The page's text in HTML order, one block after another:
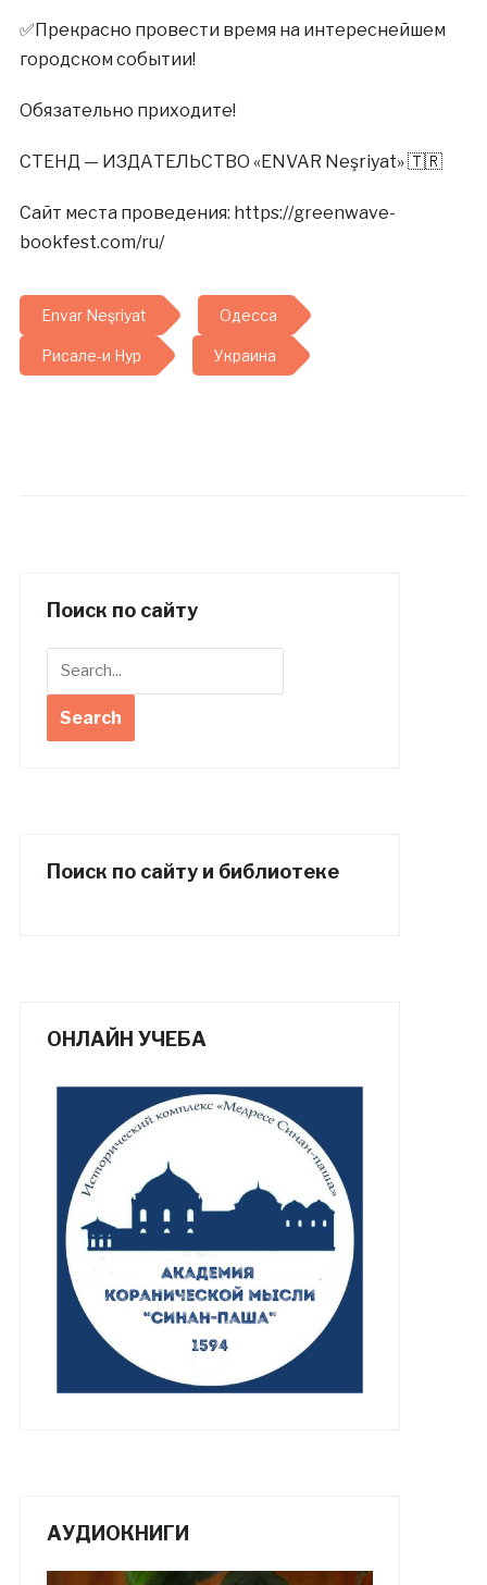
✅Прекрасно провести время на интереснейшем
городском событии!
Обязательно приходите!
СТЕНД — ИЗДАТЕЛЬСТВО «ENVAR Neşriyat» 🇹🇷
Сайт места проведения: https://greenwave-
bookfest.com/ru/
Envar Neşriyat Одесса
Рисале-и Нур Украина
Поиск по сайту
Поиск по сайту и библиотеке
ОНЛАЙН УЧЕБА
АУДИОКНИГИ